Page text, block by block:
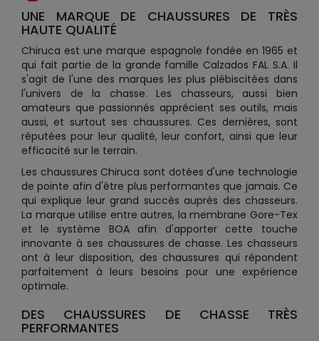
UNE MARQUE DE CHAUSSURES DE TRÈS
HAUTE QUALITÉ
Chiruca est une marque espagnole fondée en 1965 et
qui fait partie de la grande famille Calzados FAL S.A. Il
s'agit de l'une des marques les plus plébiscitées dans
l'univers de la chasse. Les chasseurs, aussi bien
amateurs que passionnés apprécient ses outils, mais
aussi, et surtout ses chaussures. Ces dernières, sont
réputées pour leur qualité, leur confort, ainsi que leur
efficacité sur le terrain.
Les chaussures Chiruca sont dotées d'une technologie
de pointe afin d'être plus performantes que jamais. Ce
qui explique leur grand succès auprès des chasseurs.
La marque utilise entre autres, la membrane Gore-Tex
et le système BOA afin d'apporter cette touche
innovante à ses chaussures de chasse. Les chasseurs
ont à leur disposition, des chaussures qui répondent
parfaitement à leurs besoins pour une expérience
optimale.
DES CHAUSSURES DE CHASSE TRÈS
PERFORMANTES